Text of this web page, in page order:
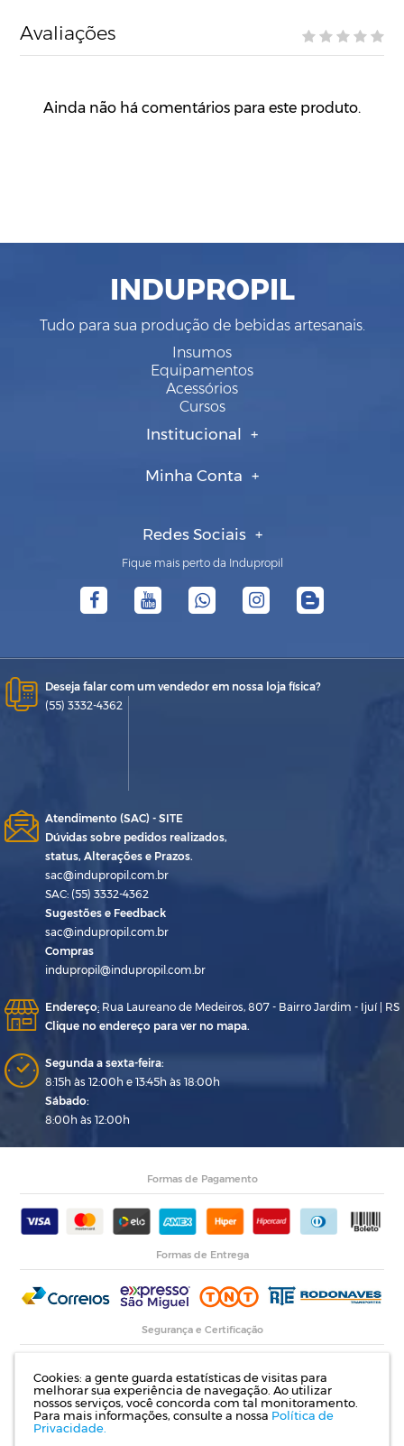
Cookies: a gente guarda estatísticas de visitas para
melhorar sua experiência de navegação. Ao utilizar
nossos serviços, você concorda com tal monitoramento.
Para mais informações, consulte a nossa Política de
Privacidade.
Avaliações
Ainda não há comentários para este produto.
INDUPROPIL
Tudo para sua produção de bebidas artesanais.
Insumos
Equipamentos
Acessórios
Cursos
Institucional
Minha Conta
Redes Sociais
Fique mais perto da Indupropil
Deseja falar com um vendedor em nossa loja física?
(55) 3332-4362
Atendimento (SAC) - SITE
Dúvidas sobre pedidos realizados,
status, Alterações e Prazos.
sac@indupropil.com.br
SAC: (55) 3332-4362
Sugestões e Feedback
sac@indupropil.com.br
Compras
indupropil@indupropil.com.br
Endereço: Rua Laureano de Medeiros, 807 - Bairro Jardim - Ijuí | RS
Clique no endereço para ver no mapa.
Segunda a sexta-feira:
8:15h às 12:00h e 13:45h às 18:00h
Sábado:
8:00h às 12:00h
Formas de Pagamento
Formas de Entrega
Segurança e Certificação